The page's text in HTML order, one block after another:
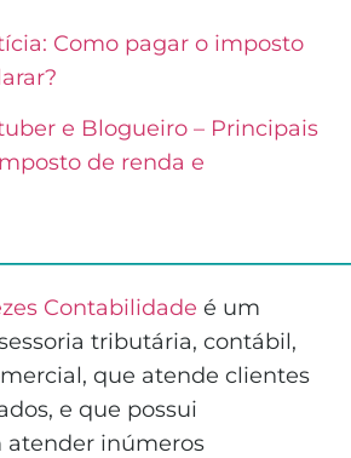
Como pagar o imposto
e Blogueiro – Principais
de renda e
Contabilidade é um
tributária, contábil,
que atende clientes
e que possui
atender inúmeros